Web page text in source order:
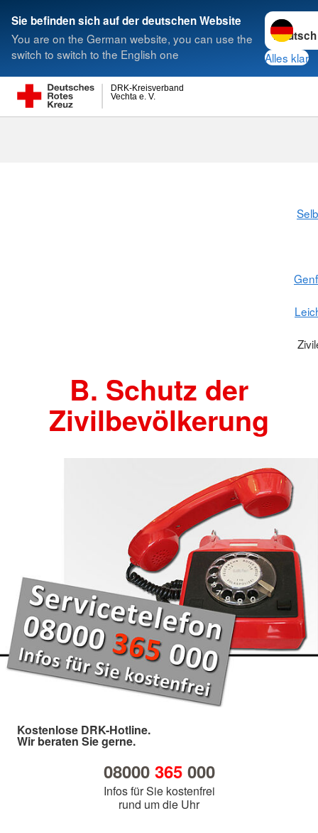
Sie befinden sich auf der deutschen Website
You are on the German website, you can use the
switch to switch to the English one
Sprache
Alles klar
Vechta e. V.
DRK-Kreisverband
Suche
B. Schutz der
Zivilbevölkerung
Kostenlose DRK-Hotline.
Wir beraten Sie gerne.
08000 365000
Infos für Sie kostenfrei
rund um die Uhr